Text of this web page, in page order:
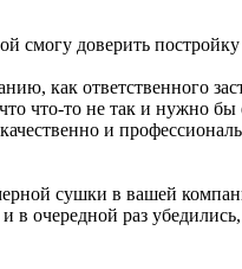
смогу доверить
как ответственного
что-то не так и нужно бы
и
сушки в вашей
в очередной раз